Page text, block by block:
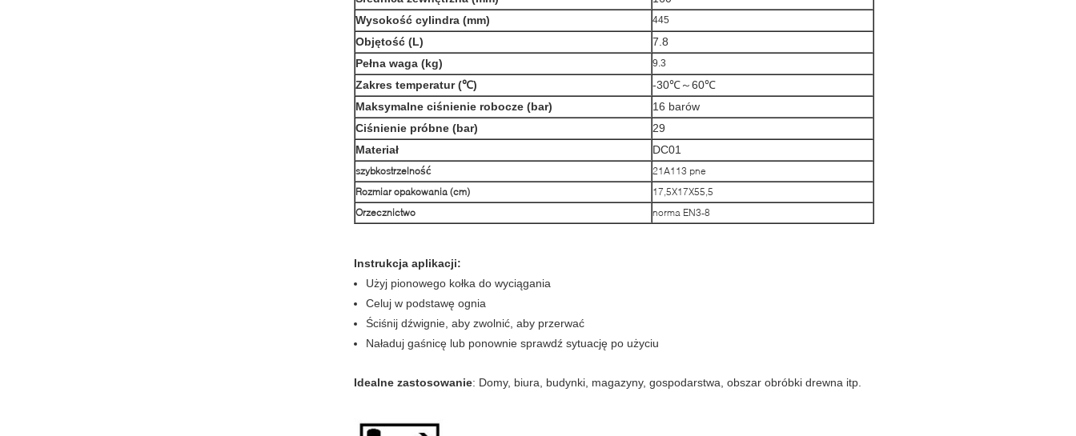
Wysokość cylindra (mm)
445
Objętość (L)
7.8
Pełna waga (kg)
9.3
Zakres temperatur (℃)
-30℃～60℃
Maksymalne ciśnienie robocze (bar)
16 barów
Ciśnienie próbne (bar)
29
Materiał
DC01
szybkostrzelność
21A113 pne
Rozmiar opakowania (cm)
17,5X17X55,5
Orzecznictwo
norma EN3-8
Instrukcja aplikacji:
Użyj pionowego kołka do wyciągania
Celuj w podstawę ognia
Ściśnij dźwignie, aby zwolnić, aby przerwać
Naładuj gaśnicę lub ponownie sprawdź sytuację po użyciu
Idealne zastosowanie: Domy, biura, budynki, magazyny, gospodarstwa, obszar obróbki drewna itp.